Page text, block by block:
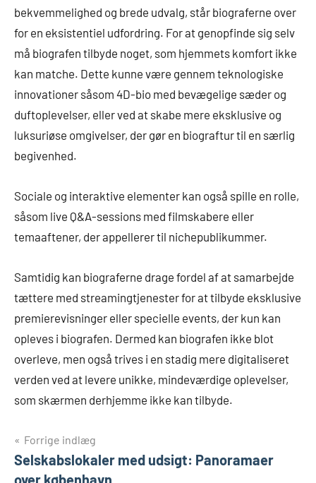
bekvemmelighed og brede udvalg, står biograferne over
for en eksistentiel udfordring. For at genopfinde sig selv
må biografen tilbyde noget, som hjemmets komfort ikke
kan matche. Dette kunne være gennem teknologiske
innovationer såsom 4D-bio med bevægelige sæder og
duftoplevelser, eller ved at skabe mere eksklusive og
luksuriøse omgivelser, der gør en biograftur til en særlig
begivenhed.
Sociale og interaktive elementer kan også spille en rolle,
såsom live Q&A-sessions med filmskabere eller
temaaftener, der appellerer til nichepublikummer.
Samtidig kan biograferne drage fordel af at samarbejde
tættere med streamingtjenester for at tilbyde eksklusive
premierevisninger eller specielle events, der kun kan
opleves i biografen. Dermed kan biografen ikke blot
overleve, men også trives i en stadig mere digitaliseret
verden ved at levere unikke, mindeværdige oplevelser,
som skærmen derhjemme ikke kan tilbyde.
Indlægsnavigation
Forrige indlæg
Selskabslokaler med udsigt: Panoramaer